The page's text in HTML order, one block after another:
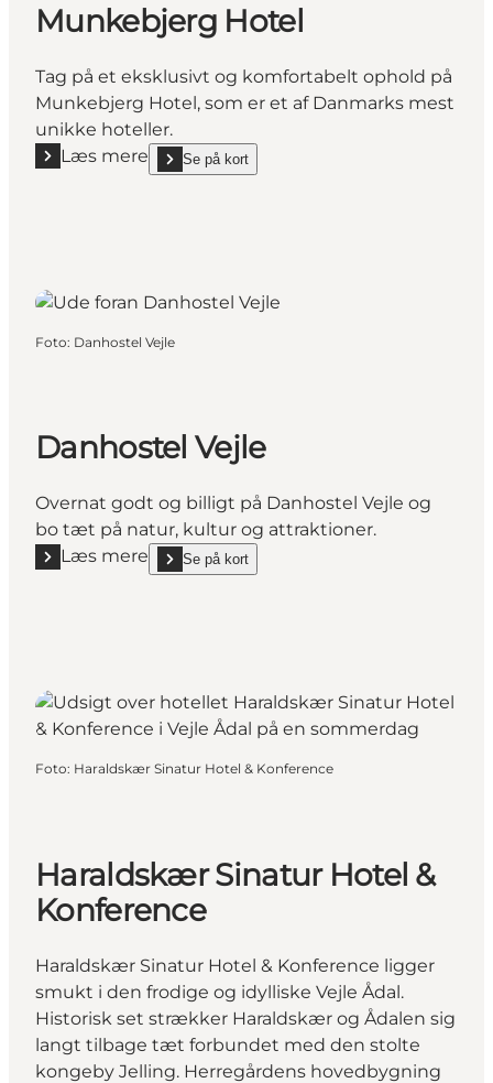
Munkebjerg Hotel
Tag på et eksklusivt og komfortabelt ophold på
Munkebjerg Hotel, som er et af Danmarks mest
unikke hoteller.
Læs mere
Læs mere "Munkebjerg Hotel"
Se på kort
show Munkebjerg Hotel on_map
Foto: Danhostel Vejle
Danhostel Vejle
Overnat godt og billigt på Danhostel Vejle og
bo tæt på natur, kultur og attraktioner.
Læs mere
Læs mere "Danhostel Vejle"
Se på kort
show Danhostel Vejle on_map
Foto: Haraldskær Sinatur Hotel & Konference
Haraldskær Sinatur Hotel &
Konference
Haraldskær Sinatur Hotel & Konference ligger
smukt i den frodige og idylliske Vejle Ådal.
Historisk set strækker Haraldskær og Ådalen sig
langt tilbage tæt forbundet med den stolte
kongeby Jelling. Herregårdens hovedbygning